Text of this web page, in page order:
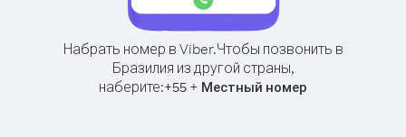
Набрать номер в Viber.Чтобы позвонить в
Бразилия из другой страны,
наберите:+55 + Местный номер